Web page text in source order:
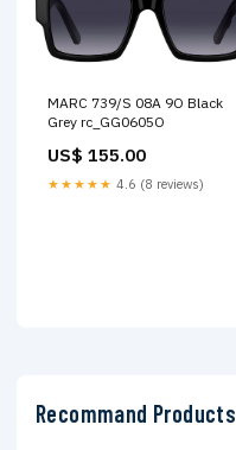
MARC 739/S 08A 9O Black
Grey rc_GG0605O
US$ 155.00
★★★★★ 4.6 (8 reviews)
Recommand Products